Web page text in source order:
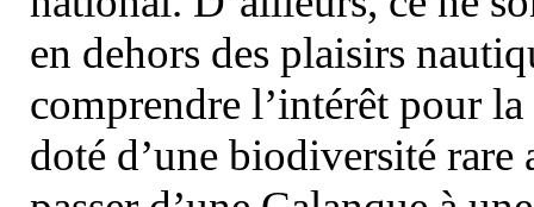
en dehors des plaisirs
comprendre l’intérêt pour
doté d’une biodiversité